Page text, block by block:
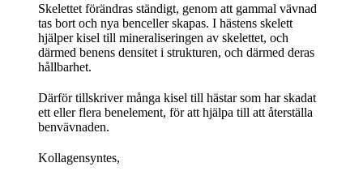
Skelettet förändras ständigt, genom att gammal vävnad
tas bort och nya benceller skapas. I hästens skelett
hjälper kisel till mineraliseringen av skelettet, och
därmed benens densitet i strukturen, och därmed deras
hållbarhet.
Därför tillskriver många kisel till hästar som har skadat
ett eller flera benelement, för att hjälpa till att återställa
benvävnaden.
Kollagensyntes,